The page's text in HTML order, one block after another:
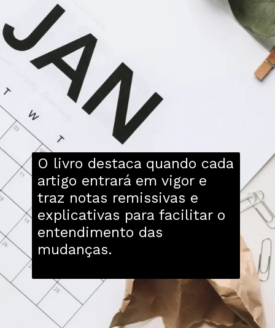
O livro destaca quando cada
artigo entrará em vigor e
traz notas remissivas e
explicativas para facilitar o
entendimento das
mudanças.